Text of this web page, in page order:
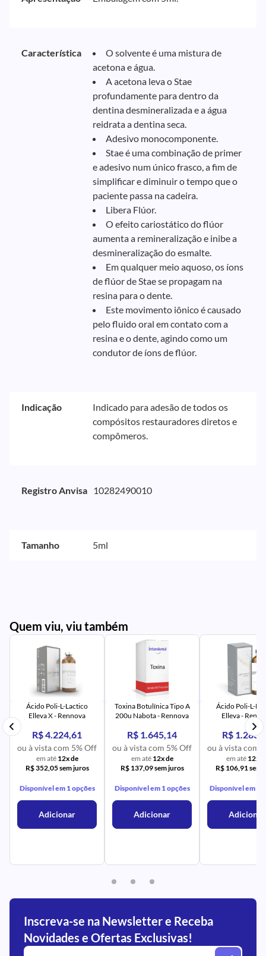
Característica
O solvente é uma mistura de
acetona e água.
A acetona leva o Stae
profundamente para dentro da
dentina desmineralizada e a água
reidrata a dentina seca.
Adesivo monocomponente.
Stae é uma combinação de primer
e adesivo num único frasco, a fim de
simplificar e diminuir o tempo que o
paciente passa na cadeira.
Libera Flúor.
O efeito cariostático do flúor
aumenta a remineralização e inibe a
desmineralização do esmalte.
Em qualquer meio aquoso, os íons
de flúor de Stae se propagam na
resina para o dente.
Este movimento iônico é causado
pelo fluido oral em contato com a
resina e o dente, agindo como um
condutor de íons de flúor.
Indicação
Indicado para adesão de todos os
compósitos restauradores diretos e
compômeros.
Registro Anvisa 10282490010
Tamanho 5ml
Quem viu, viu também
UR
Ácido Poli-L-Lactico
Elleva X - Rennova
R$ 4.224,61
ou à vista com 5% Off
em até 12x de
R$ 352,05 sem juros
Disponível em 1 opções
Adicionar
Toxina Botulínica Tipo A
200u Nabota - Rennova
R$ 1.645,14
ou à vista com 5% Off
em até 12x de
R$ 137,09 sem juros
Disponível em 1 opções
Adicionar
UR
Ácido Poli-L-
Elleva -
R$
ou à vista com
em até 12x
R$ 106,91 sem
Disponível em 1
Adicionar
Inscreva-se na Newsletter e Receba
Novidades e Ofertas Exclusivas!